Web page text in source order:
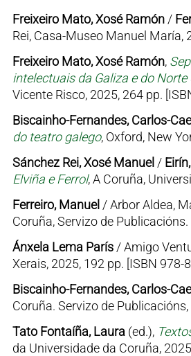
Freixeiro Mato, Xosé Ramón/
Rei, Casa-Museo Manuel María,
Freixeiro Mato, Xosé Ramón,
intelectuais da Galiza e do
Vicente Risco, 2025, 264 pp.
Biscainho-Fernandes, Carlos-
do teatro galego, Oxford, New
Sánchez Rei, Xosé Manuel /
Elviña e Ferrol, A Coruña,
Ferreiro, Manuel / Arbor Aldea,
Coruña, Servizo de
Ánxela Lema París/ Amigo
Xerais, 2025, 192 pp. [ISBN 978-
Biscainho-Fernandes, Carlos-
Coruña. Servizo de
Tato Fontaíña, Laura (ed.),
da Universidade da Coruña,